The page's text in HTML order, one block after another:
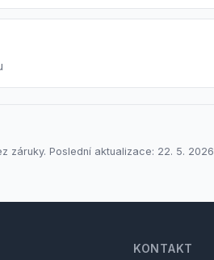
záruky. Poslední aktualizace: 22. 5. 2026
KONTAKT